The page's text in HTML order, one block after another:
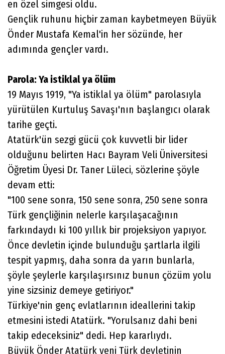
en özel simgesi oldu.
Gençlik ruhunu hiçbir zaman kaybetmeyen Büyük
Önder Mustafa Kemal'in her sözünde, her
adımında gençler vardı.
Parola: Ya istiklal ya ölüm
19 Mayıs 1919, "Ya istiklal ya ölüm" parolasıyla
yürütülen Kurtuluş Savaşı'nın başlangıcı olarak
tarihe geçti.
Atatürk'ün sezgi gücü çok kuvvetli bir lider
olduğunu belirten Hacı Bayram Veli Üniversitesi
Öğretim Üyesi Dr. Taner Lüleci, sözlerine şöyle
devam etti:
"100 sene sonra, 150 sene sonra, 250 sene sonra
Türk gençliğinin nelerle karşılaşacağının
farkındaydı ki 100 yıllık bir projeksiyon yapıyor.
Önce devletin içinde bulunduğu şartlarla ilgili
tespit yapmış, daha sonra da yarın bunlarla,
şöyle şeylerle karşılaşırsınız bunun çözüm yolu
yine sizsiniz demeye getiriyor."
Türkiye'nin genç evlatlarının ideallerini takip
etmesini istedi Atatürk. "Yorulsanız dahi beni
takip edeceksiniz" dedi. Hep kararlıydı.
Büyük Önder Atatürk yeni Türk devletinin